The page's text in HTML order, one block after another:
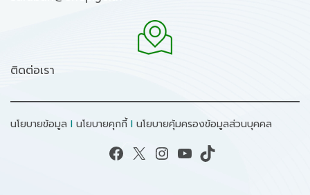
ติดต่อเรา
นโยบายข้อมูล I นโยบายคุกกี้ I นโยบายคุ้มครองข้อมูลส่วนบุคคล
Facebook X Instagram YouTube TikTok